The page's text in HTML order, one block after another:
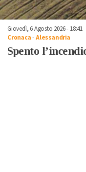
Giovedì, 6 Agosto 2026 - 18:41
Cronaca-Alessandria
Spento